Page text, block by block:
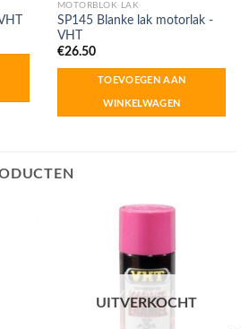
MOTORBLOK LAK
SP145 Blanke lak motorlak -
VHT
€26.50
TOEVOEGEN AAN
WINKELWAGEN
UITVERKOCHT